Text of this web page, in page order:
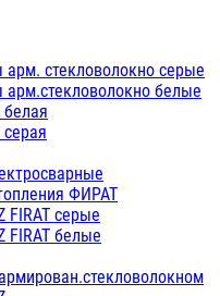
арм. стекловолокно серые
арм.стекловолокно белые
белая
серая
ФИРАТ
FIRAT серые
FIRAT белые